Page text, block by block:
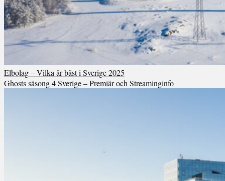
Elbolag – Vilka är bäst i Sverige 2025
Ghosts säsong 4 Sverige – Premiär och Streaminginfo